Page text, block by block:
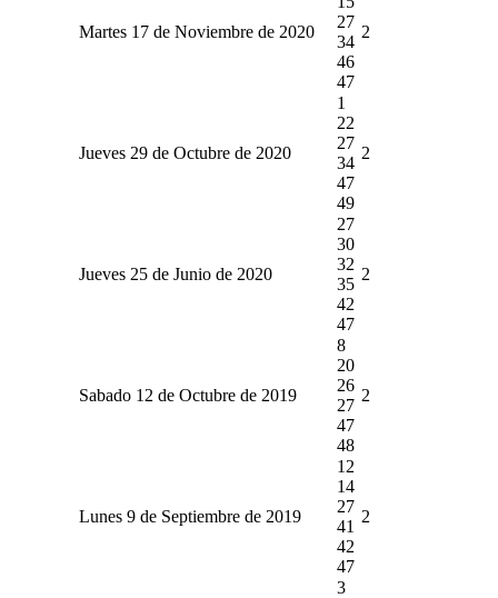
Martes 17 de Noviembre de 2020
27
34
46
47
2
Jueves 29 de Octubre de 2020
1
22
27
34
47
49
2
Jueves 25 de Junio de 2020
27
30
32
35
42
47
2
Sabado 12 de Octubre de 2019
8
20
26
27
47
48
2
Lunes 9 de Septiembre de 2019
12
14
27
41
42
47
2
3